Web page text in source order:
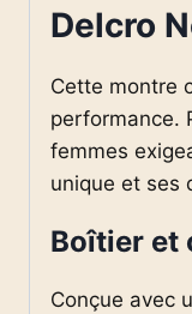
Delcro
Cette montre
performance.
femmes
unique et ses
Boîtier et
Conçue avec